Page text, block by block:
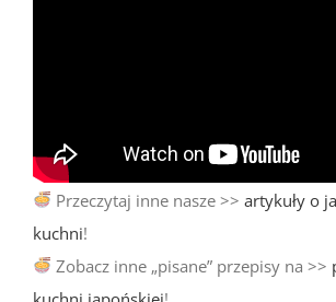
Przeczytaj inne nasze >>artykuły o
kuchni!
Zobacz inne „pisane” przepisy na >>